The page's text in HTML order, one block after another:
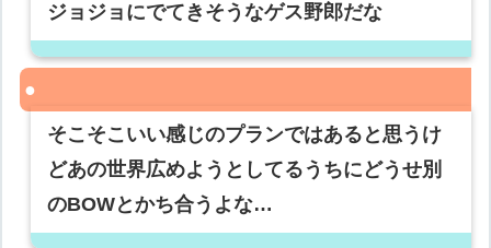
ジョジョにでてきそうなゲス野郎だな
そこそこいい感じのプランではあると思うけ
どあの世界広めようとしてるうちにどうせ別
のBOWとかち合うよな…